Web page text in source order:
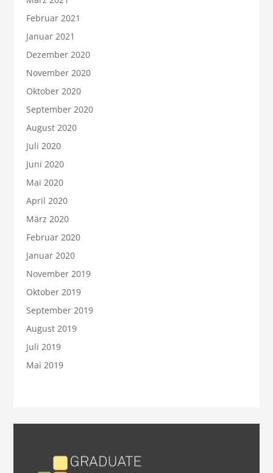
Februar 2021
Januar 2021
Dezember 2020
November 2020
Oktober 2020
September 2020
August 2020
Juli 2020
Juni 2020
Mai 2020
April 2020
März 2020
Februar 2020
Januar 2020
November 2019
Oktober 2019
September 2019
August 2019
Juli 2019
Mai 2019